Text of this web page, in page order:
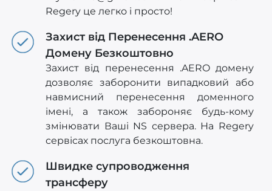
Regery це легко і просто!
Захист від Перенесення .AERO
Домену Безкоштовно
Захист від перенесення .AERO домену
дозволяє заборонити випадковий або
навмисний перенесення доменного
імені, а також забороняє будь-кому
змінювати Ваші NS сервера. На Regery
сервісах послуга безкоштовна.
Швидке супроводження
трансферу